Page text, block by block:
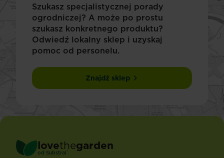
Szukasz specjalistycznej porady
ogrodniczej? A może po prostu
szukasz konkretnego produktu?
Odwiedź lokalny sklep i uzyskaj
pomoc od personelu.
Znajdź sklep
lovethegarden
od Substral ®